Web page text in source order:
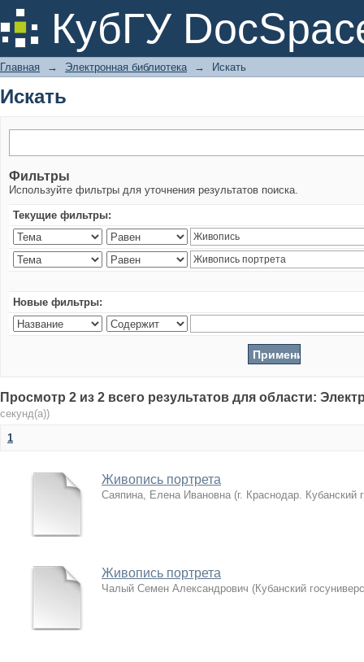
КубГУ
Искать
Главная → Электронная библиотека → Искать
Искать
Фильтры
Используйте фильтры для уточнения результатов поиска.
Текущие фильтры:
Новые фильтры:
Просмотр 2 из 2 всего результатов для области:
секунд(а))
1
Живопись портрета
Саяпина, Елена Ивановна (г. Краснодар. Кубанский
Живопись портрета
Чалый Семен Александрович (Кубанский